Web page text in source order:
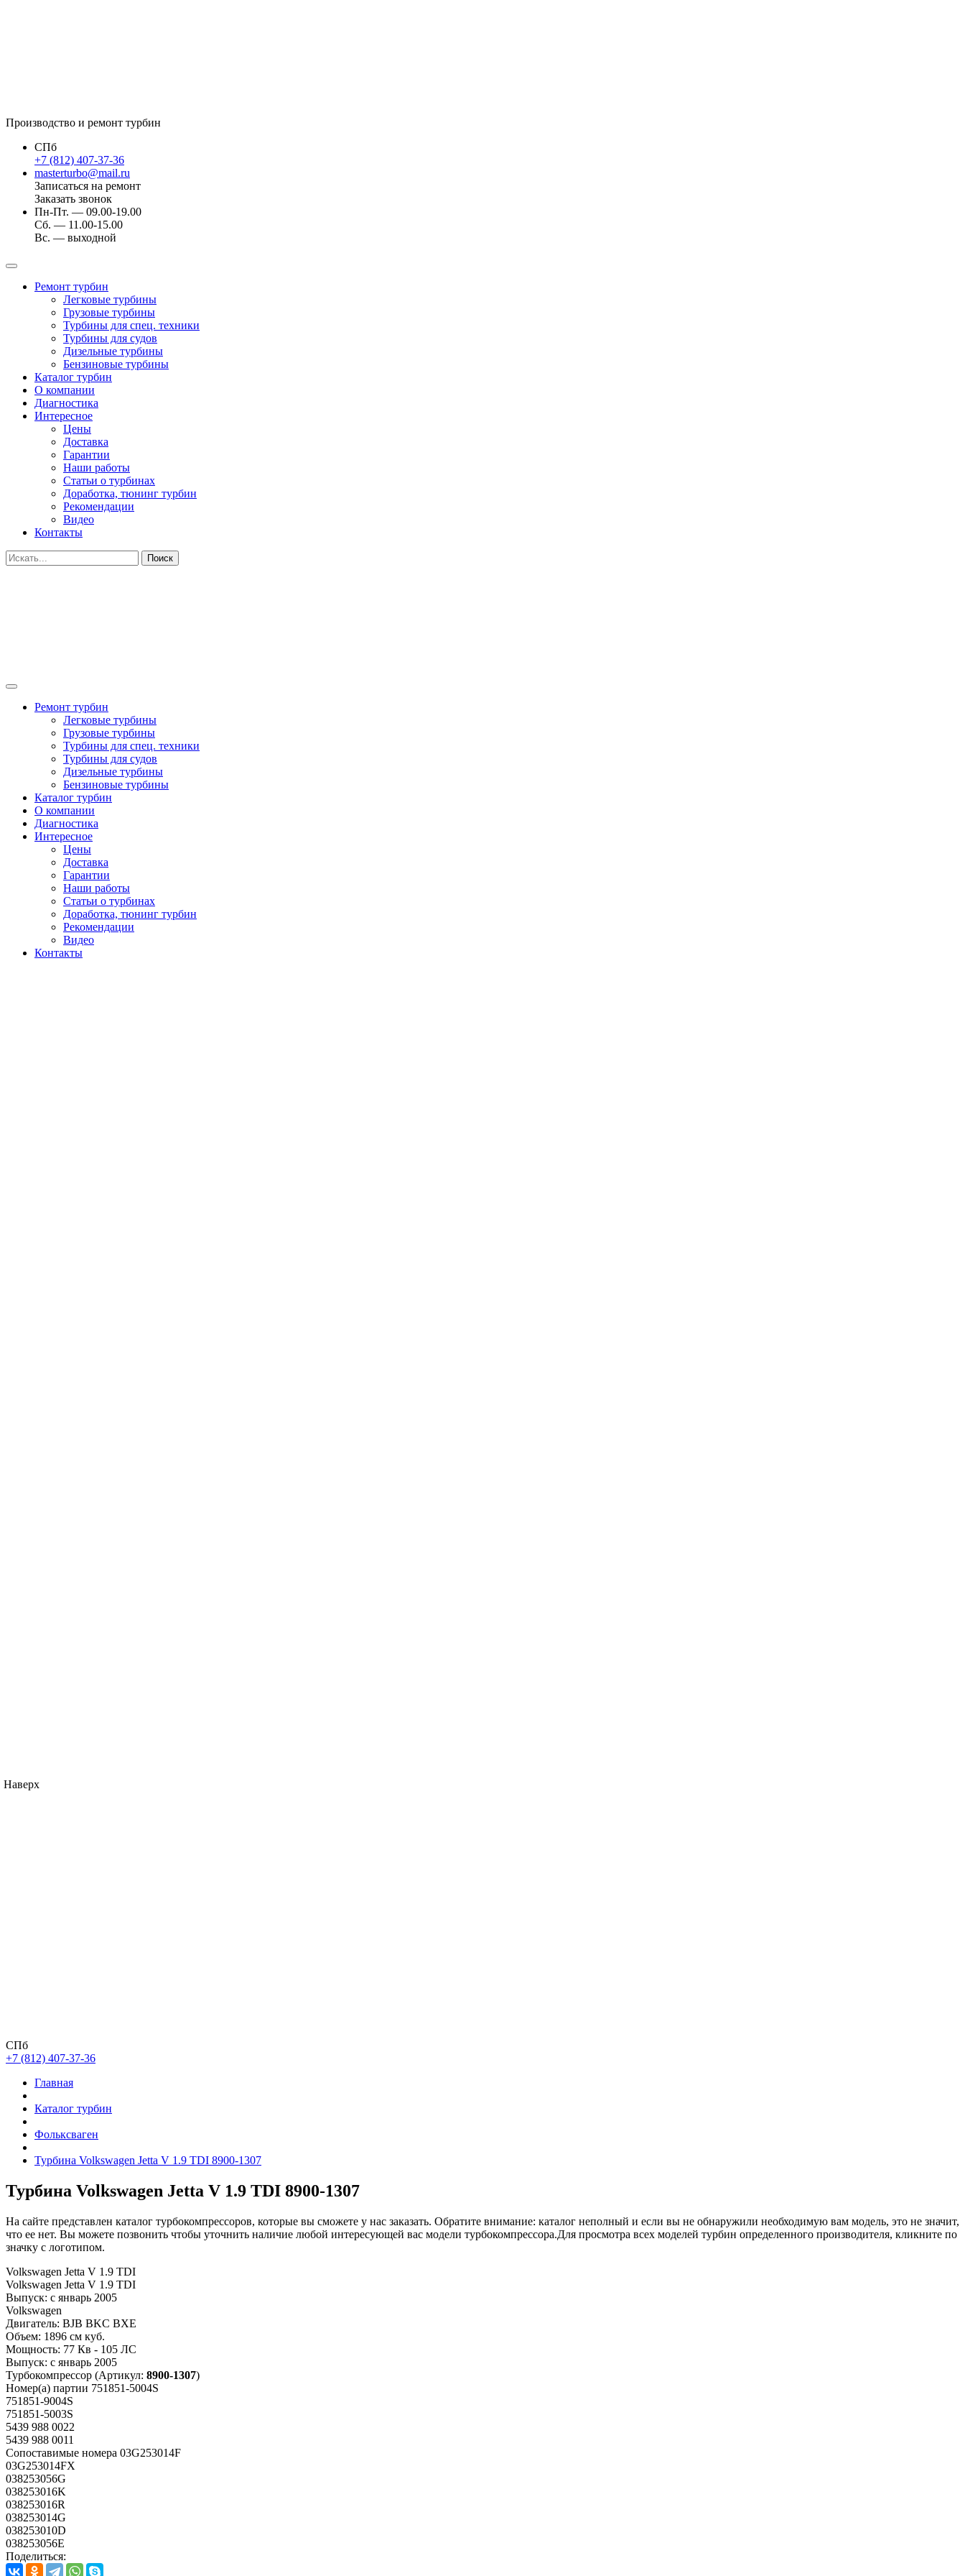
Производство и ремонт турбин
СПб
+7 (812) 407-37-36
masterturbo@mail.ru
Записаться на ремонт
Заказать звонок
Пн-Пт. — 09.00-19.00
Сб. — 11.00-15.00
Вс. — выходной
Ремонт турбин
Легковые турбины
Грузовые турбины
Турбины для спец. техники
Турбины для судов
Дизельные турбины
Бензиновые турбины
Каталог турбин
О компании
Диагностика
Интересное
Цены
Доставка
Гарантии
Наши работы
Статьи о турбинах
Доработка, тюнинг турбин
Рекомендации
Видео
Контакты
Поиск
Ремонт турбин
Легковые турбины
Грузовые турбины
Турбины для спец. техники
Турбины для судов
Дизельные турбины
Бензиновые турбины
Каталог турбин
О компании
Диагностика
Интересное
Цены
Доставка
Гарантии
Наши работы
Статьи о турбинах
Доработка, тюнинг турбин
Рекомендации
Видео
Контакты
СПб
+7 (812) 407-37-36
Главная
Каталог турбин
Фольксваген
Турбина Volkswagen Jetta V 1.9 TDI 8900-1307
Турбина Volkswagen Jetta V 1.9 TDI 8900-1307
На сайте представлен каталог турбокомпрессоров, которые вы сможете у нас заказать. Обратите внимание: каталог неполный и если вы не обнаружили необходимую вам модель, это не значит,
что ее нет. Вы можете позвонить чтобы уточнить наличие любой интересующей вас модели турбокомпрессора.Для просмотра всех моделей турбин определенного производителя, кликните по
значку с логотипом.
Volkswagen Jetta V 1.9 TDI
Volkswagen Jetta V 1.9 TDI
Выпуск: с январь 2005
Volkswagen
Двигатель: BJB BKC BXE
Объем: 1896 см куб.
Мощность: 77 Кв - 105 ЛС
Выпуск: с январь 2005
Турбокомпрессор (Артикул: 8900-1307)
Номер(а) партии 751851-5004S
751851-9004S
751851-5003S
5439 988 0022
5439 988 0011
Сопоставимые номера 03G253014F
03G253014FX
038253056G
038253016K
038253016R
038253014G
038253010D
038253056E
Поделиться:
Наверх